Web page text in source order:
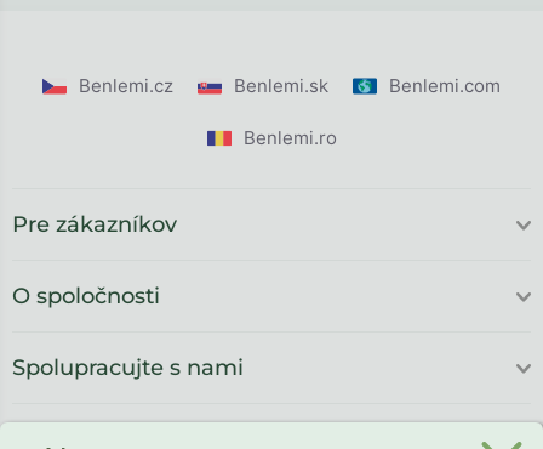
Benlemi.cz Benlemi.sk Benlemi.com
Benlemi.ro
Pre zákazníkov
O spoločnosti
Spolupracujte s nami